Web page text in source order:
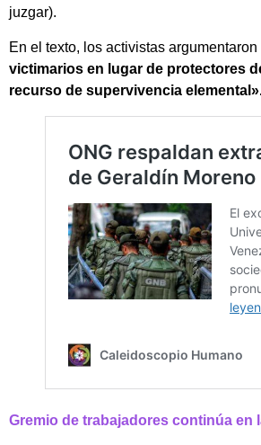
juzgar).
En el texto, los activistas argumentaron
victimarios en lugar de protectores
recurso de supervivencia
Gremio de trabajadores continúa